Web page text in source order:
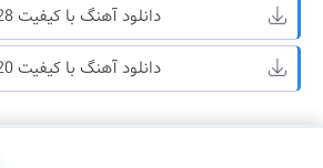
دانلود آهنگ با کیفیت 128
دانلود آهنگ با کیفیت 320